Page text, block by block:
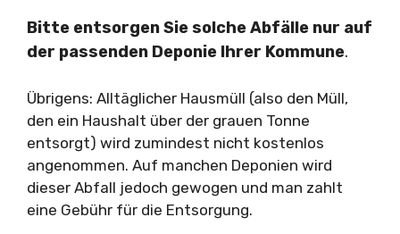
Bitte entsorgen Sie solche Abfälle nur auf
der passenden Deponie Ihrer Kommune.
Übrigens: Alltäglicher Hausmüll (also den Müll,
den ein Haushalt über der grauen Tonne
entsorgt) wird zumindest nicht kostenlos
angenommen. Auf manchen Deponien wird
dieser Abfall jedoch gewogen und man zahlt
eine Gebühr für die Entsorgung.